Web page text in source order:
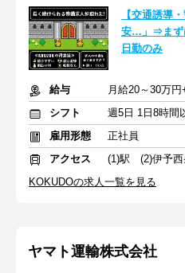
【交通誘導
安…」⇒まず
日勤のみ
給与
月給20～30万
シフト
週5日 1日8時間
雇用形態
正社員
アクセス
KOKUDOの求人一覧を見る
ヤマト運輸株式会社